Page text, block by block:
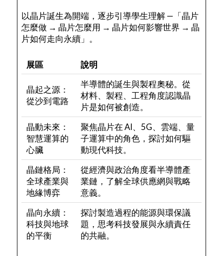
以晶片誕生為開端，逐步引導學生理解 —「晶片
怎麼做 → 晶片怎麼用 → 晶片如何影響世界 → 晶
片如何走向永續」。
展區 說明
晶起之源：
從沙到電路
半導體的誕生與製程奧秘。從
材料、製程、工程角度認識晶
片是如何被創造。
晶動未來：
智慧運算的
心臟
聚焦晶片在 AI、5G、雲端、量
子運算中的角色，探討如何驅
動現代科技。
晶鏈格局：
全球產業與
地緣博弈
從經濟與政治角度看半導體產
業鏈，了解全球供應網與戰略
意義。
晶向永續：
科技與地球
的平衡
探討製造過程的能源與環保議
題，思考科技發展與永續責任
的共融。